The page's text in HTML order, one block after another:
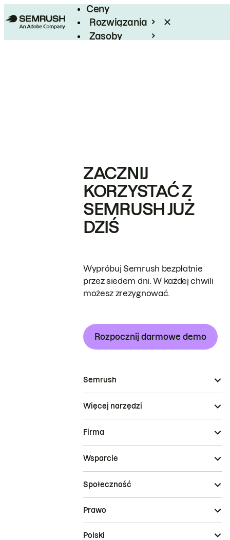
Ceny
Rozwiązania
Zasoby
ZACZNIJ
KORZYSTAĆ Z
SEMRUSH JUŻ
DZIŚ
Wypróbuj Semrush bezpłatnie
przez siedem dni. W każdej chwili
możesz zrezygnować.
Rozpocznij darmowe demo
Semrush
Więcej narzędzi
Firma
Wsparcie
Społeczność
Prawo
Polski